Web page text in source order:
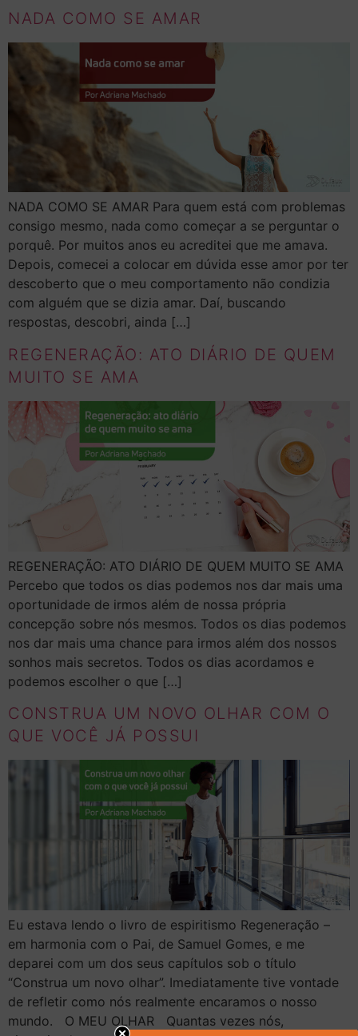
NADA COMO SE AMAR
NADA COMO SE AMAR Para quem está com problemas
consigo mesmo, nada como começar a se perguntar o
porquê. Por muitos anos eu acreditei que me amava.
Depois, comecei a colocar em dúvida esse amor por ter
descoberto que o meu comportamento não condizia
com alguém que se dizia amar. Daí, buscando
respostas, descobri, ainda […]
REGENERAÇÃO: ATO DIÁRIO DE QUEM
MUITO SE AMA
REGENERAÇÃO: ATO DIÁRIO DE QUEM MUITO SE AMA
Percebo que todos os dias podemos nos dar mais uma
oportunidade de irmos além de nossa própria
concepção sobre nós mesmos. Todos os dias podemos
nos dar mais uma chance para irmos além dos nossos
sonhos mais secretos. Todos os dias acordamos e
podemos escolher o que […]
CONSTRUA UM NOVO OLHAR COM O
QUE VOCÊ JÁ POSSUI
Eu estava lendo o livro de espiritismo Regeneração –
em harmonia com o Pai, de Samuel Gomes, e me
deparei com um dos seus capítulos sob o título
“Construa um novo olhar”. Imediatamente tive vontade
de refletir como nós realmente encaramos o nosso
mundo. O MEU OLHAR Quantas vezes nós,